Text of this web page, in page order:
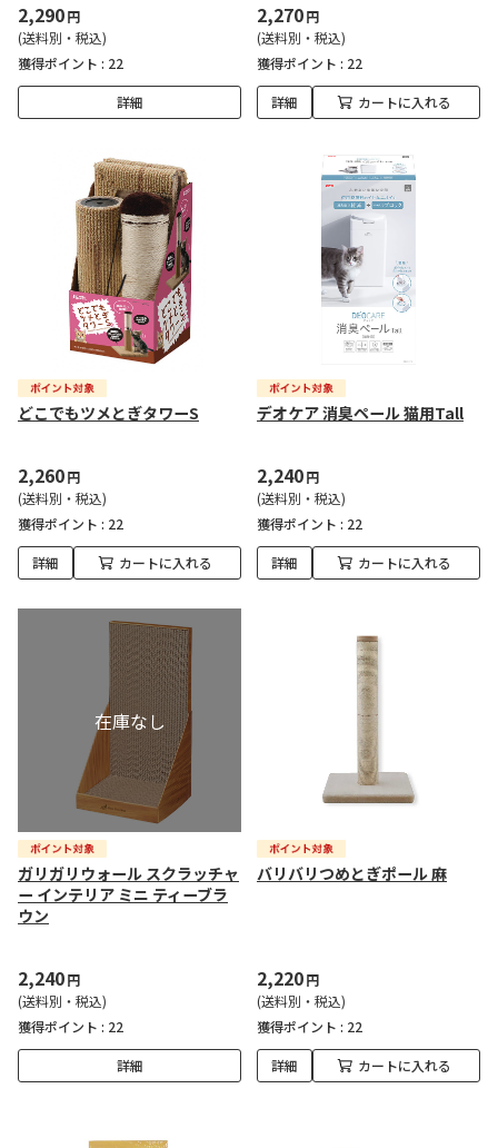
2,290円
(送料別・税込)
獲得ポイント : 22
詳細
2,270円
(送料別・税込)
獲得ポイント : 22
詳細 カートに入れる
どこでもツメとぎタワーS
2,260円
(送料別・税込)
獲得ポイント : 22
詳細 カートに入れる
デオケア 消臭ペール 猫用Tall
2,240円
(送料別・税込)
獲得ポイント : 22
詳細 カートに入れる
ガリガリウォール スクラッチャ
ー インテリア ミニ ティーブラ
ウン
2,240円
(送料別・税込)
獲得ポイント : 22
詳細
バリバリつめとぎポール 麻
2,220円
(送料別・税込)
獲得ポイント : 22
詳細 カートに入れる